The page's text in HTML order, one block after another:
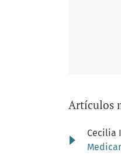
Artículos
Cecilia